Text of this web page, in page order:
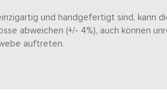
und handgefertigt sind, kann
abweichen (+/- 4%), auch können
auftreten.